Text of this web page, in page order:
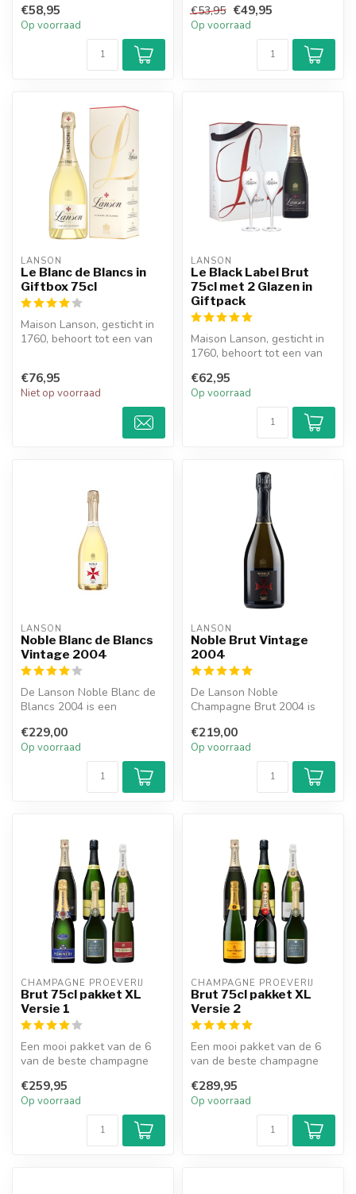
€58,95
Op voorraad
huizen ...
€53,95 €49,95
Op voorraad
LANSON
Le Blanc de Blancs in
Giftbox 75cl
Maison Lanson, gesticht in
1760, behoort tot een van
€76,95
Niet op voorraad
LANSON
Le Black Label Brut
75cl met 2 Glazen in
Giftpack
Maison Lanson, gesticht in
1760, behoort tot een van
huizen ...
€62,95
Op voorraad
LANSON
Noble Blanc de Blancs
Vintage 2004
De Lanson Noble Blanc de
Blancs 2004 is een
terroir van...
€229,00
Op voorraad
LANSON
Noble Brut Vintage
2004
De Lanson Noble
Champagne Brut 2004 is
verfijnde karakteris...
€219,00
Op voorraad
CHAMPAGNE PROEVERIJ
Brut 75cl pakket XL
Versie 1
Een mooi pakket van de 6
van de beste champagne
verschillen...
€259,95
Op voorraad
CHAMPAGNE PROEVERIJ
Brut 75cl pakket XL
Versie 2
Een mooi pakket van de 6
van de beste champagne
verschillen...
€289,95
Op voorraad